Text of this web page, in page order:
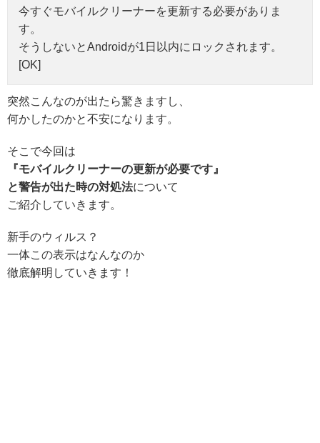
今すぐモバイルクリーナーを更新する必要がありま
す。
そうしないとAndroidが1日以内にロックされます。
[OK]
突然こんなのが出たら驚きますし、
何かしたのかと不安になります。
そこで今回は
『モバイルクリーナーの更新が必要です』
と警告が出た時の対処法について
ご紹介していきます。
新手のウィルス？
一体この表示はなんなのか
徹底解明していきます！